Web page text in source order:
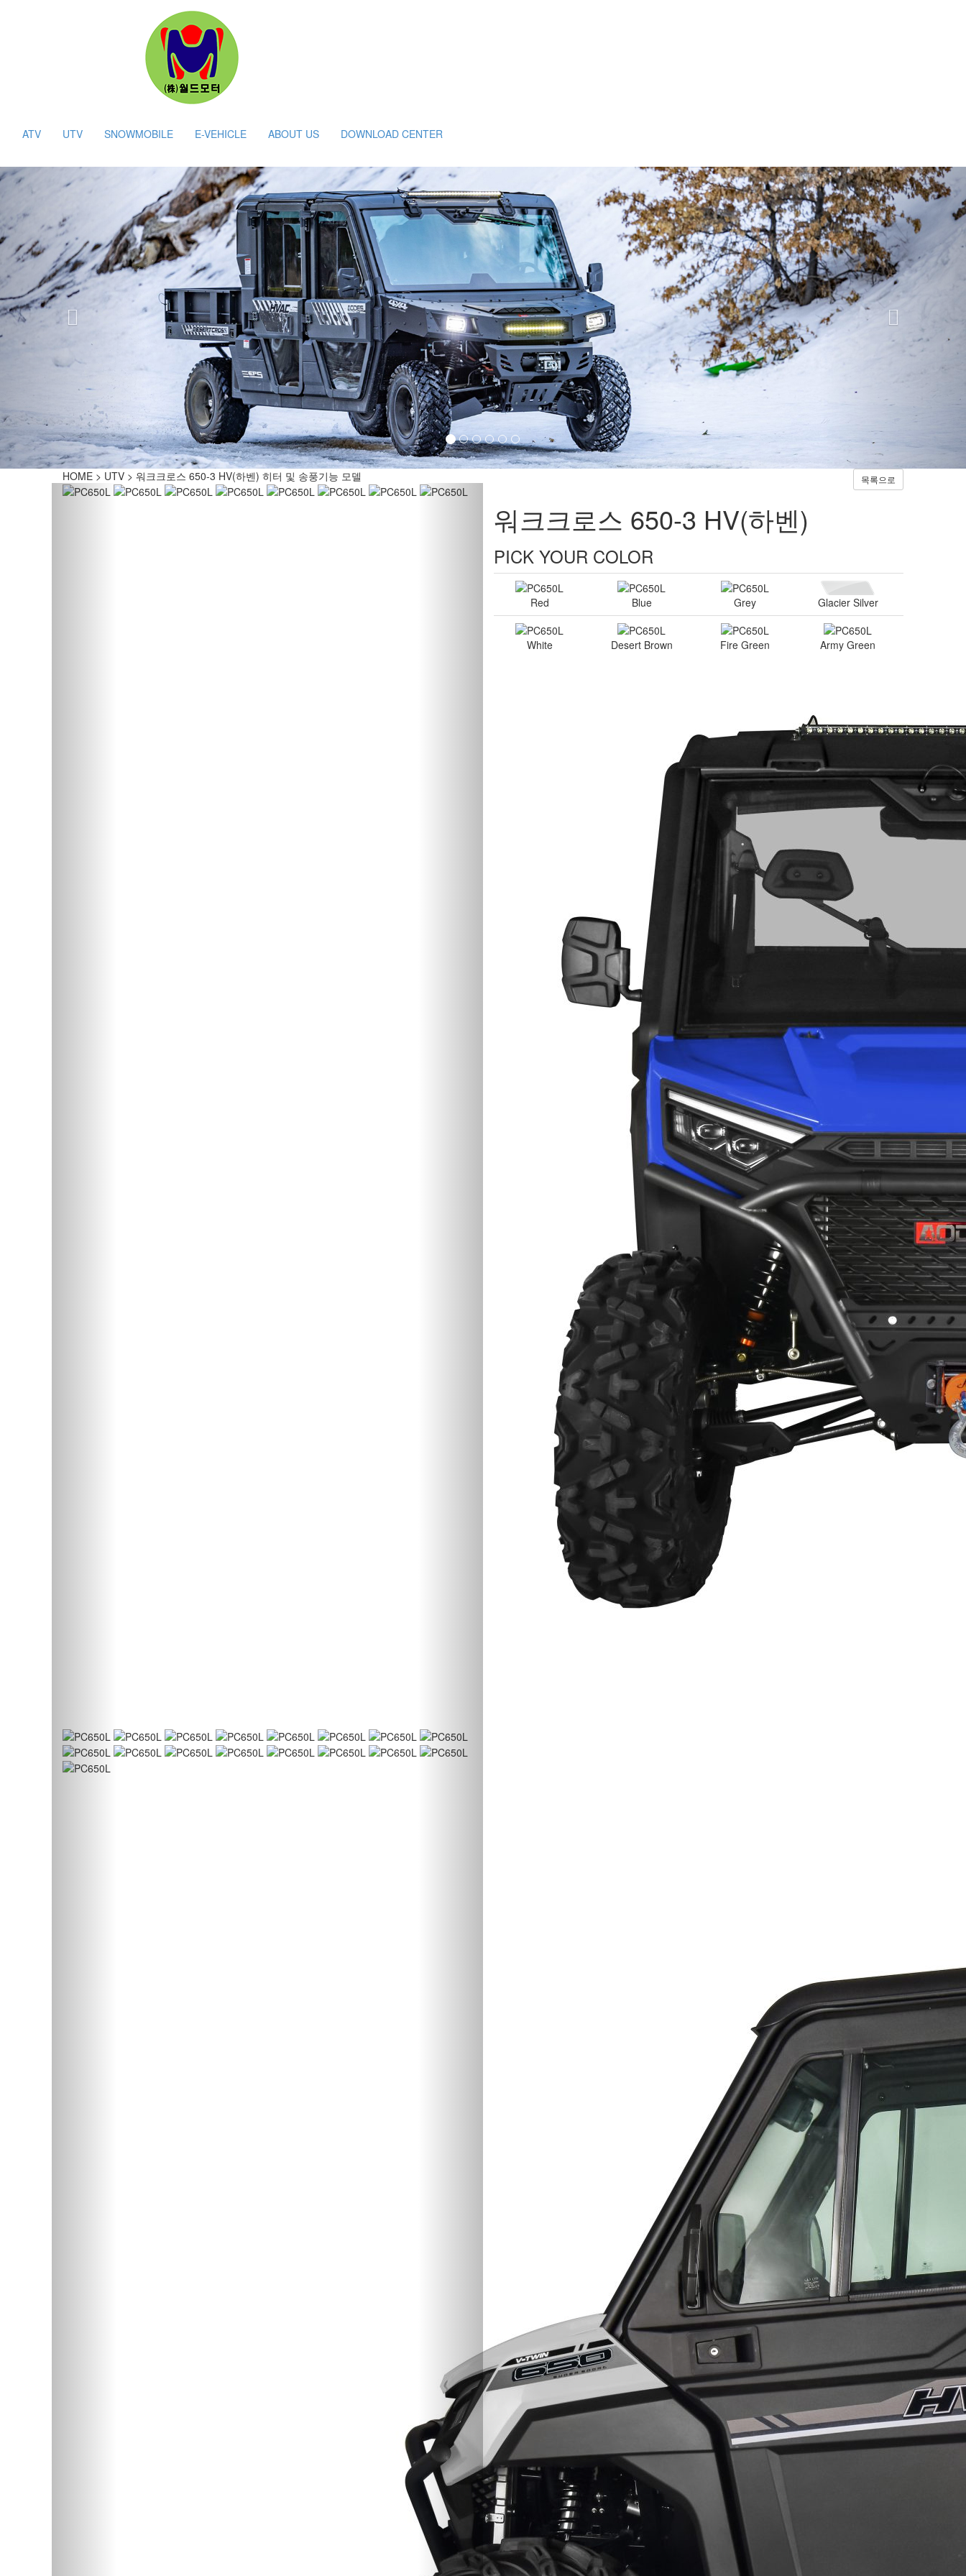
ATV UTV SNOWMOBILE E-VEHICLE ABOUT US DOWNLOAD CENTER
Previous Next
HOME > UTV > 워크크로스 650-3 HV(하벤) 히터 및 송풍기능 모델 목록으로
워크크로스 650-3 HV(하벤)
PICK YOUR COLOR
Red Grey Glacier Silver
White Desert Brown Fire Green